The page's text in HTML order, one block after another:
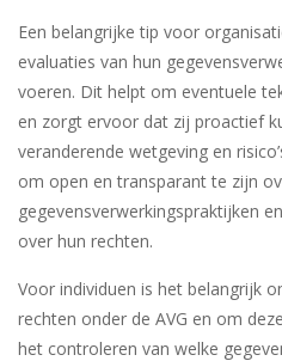
Een belangrijke tip voor
evaluaties van hun
voeren. Dit helpt om eventuele
en zorgt ervoor dat zij proactief
veranderende wetgeving en
om open en transparant te zijn
gegevensverwerkingspraktijken
over hun rechten.
Voor individuen is het belangrijk
rechten onder de AVG en om
het controleren van welke